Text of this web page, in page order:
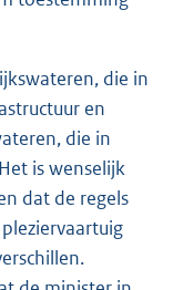
die in
en
die in
is wenselijk
dat de regels